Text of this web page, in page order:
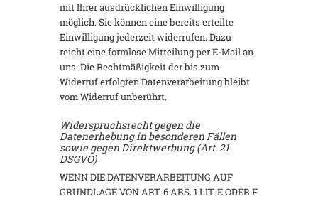
mit Ihrer ausdrücklichen Einwilligung
möglich. Sie können eine bereits erteilte
Einwilligung jederzeit widerrufen. Dazu
reicht eine formlose Mitteilung per E-Mail an
uns. Die Rechtmäßigkeit der bis zum
Widerruf erfolgten Datenverarbeitung bleibt
vom Widerruf unberührt.
Widerspruchsrecht gegen die
Datenerhebung in besonderen Fällen
sowie gegen Direktwerbung (Art. 21
DSGVO)
WENN DIE DATENVERARBEITUNG AUF
GRUNDLAGE VON ART. 6 ABS. 1 LIT. E ODER F